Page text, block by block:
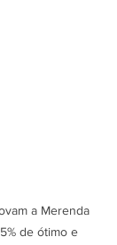
a Merenda
de ótimo e